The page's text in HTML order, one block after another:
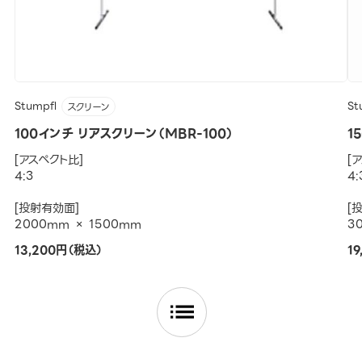
Stumpfl スクリーン
100インチ リアスクリーン（MBR-100）
[アスペクト比]
4:3
[投射有効面]
2000mm × 1500mm
13,200円（税込）
[
[